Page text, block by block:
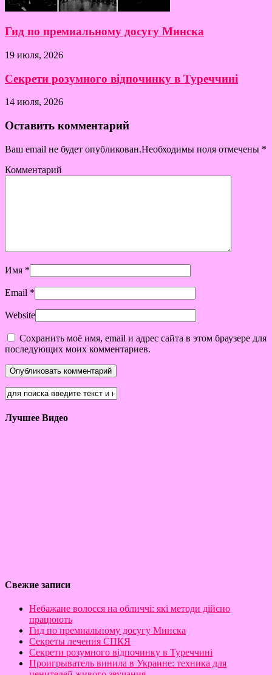
Гид по премиальному досугу Минска
19 июля, 2026
Секрети розумного відпочинку в Туреччині
14 июля, 2026
Оставить комментарий
Ваш email не будет опубликован.Необходимы поля отмечены *
Комментарий
Имя *
Email *
Website
Сохранить моё имя, email и адрес сайта в этом браузере для
последующих моих комментариев.
Лучшее Видео
Свежие записи
Небажане волосся на обличчі: які методи дійсно
працюють
Гид по премиальному досугу Минска
Секреты лечения СПКЯ
Секрети розумного відпочинку в Туреччині
Проигрыватель винила в Украине: техника для